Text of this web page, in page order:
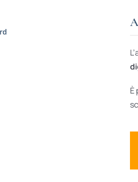
È